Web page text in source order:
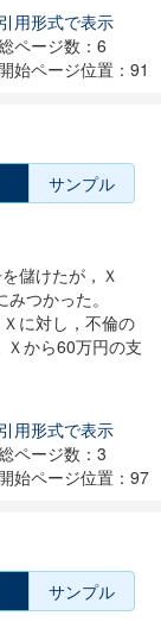
引用形式で表示
ページ数：6
開始ページ位置：91
サンプル
儲けたが，Ｘ
つかった。
に対し，不倫の
から60万円の支
引用形式で表示
ページ数：3
開始ページ位置：97
サンプル